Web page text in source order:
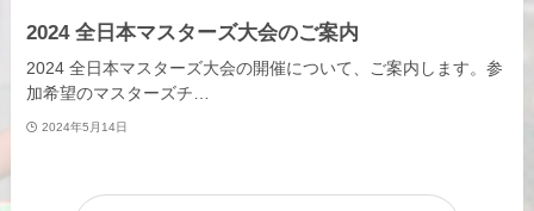
2024 全日本マスターズ大会のご案内
2024 全日本マスターズ大会の開催について、ご案内します。参
加希望のマスターズチ…
2024年5月14日